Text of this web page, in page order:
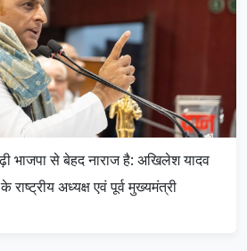
भाजपा से बेहद नाराज है: अखिलेश यादव
राष्ट्रीय अध्यक्ष एवं पूर्व मुख्यमंत्री